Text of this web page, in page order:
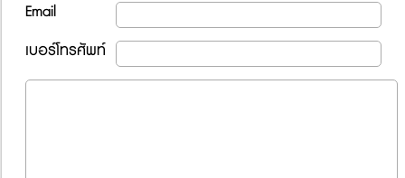
Email
เบอร์โทรศัพท์